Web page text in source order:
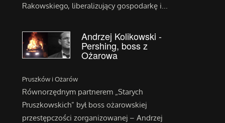
Rakowskiego, liberalizujący gospodarkę i...
Andrzej Kolikowski -
Pershing, boss z
Ożarowa
Pruszków i Ożarów
Równorzędnym partnerem „Starych
Pruszkowskich” był boss ożarowskiej
przestępczości zorganizowanej – Andrzej